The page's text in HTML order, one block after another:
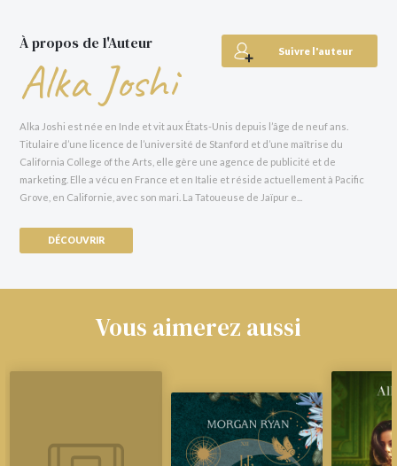
Rose,Grand Prix du roman historique 2023
Suivre l'auteur
À propos de l'Auteur
Alka Joshi
Alka Joshi est née en Inde et vit aux États-Unis depuis l’âge de neuf ans.
Titulaire d’une licence de l’université de Stanford et d’une maîtrise du
California College of the Arts, elle gère une agence de publicité et de
marketing. Elle a vécu en France et en Italie et réside actuellement à Pacific
Grove, en Californie, avec son mari. La Tatoueuse de Jaïpur e...
DÉCOUVRIR
Vous aimerez aussi